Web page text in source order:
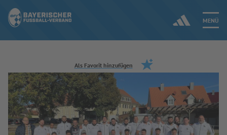
MENÜ
Jetzt einloggen
ERGEBNISSE & WETTBEWERBE
NEUIGKEITEN
Als Favorit hinzufügen